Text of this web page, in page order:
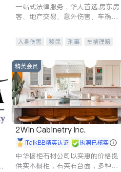
一站式法律服务，华人首选.房东房
客、地产交易、意外伤害、车祸重
人身伤害 移民 刑事
车祸理赔
商标注册
索赔 律师-其它 保释
精英会员
2Win Cabinetry Inc.
iTalkBB精英认证 执照已核实
中华橱柜石材公司以实惠的价格提
供实木橱柜，石英石台面，多种优